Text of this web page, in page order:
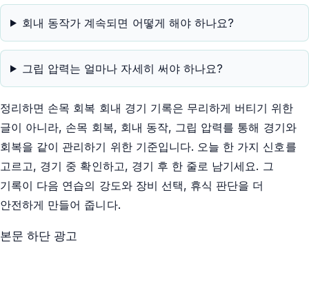
회내 동작가 계속되면 어떻게 해야 하나요?
그립 압력는 얼마나 자세히 써야 하나요?
정리하면 손목 회복 회내 경기 기록은 무리하게 버티기 위한
글이 아니라, 손목 회복, 회내 동작, 그립 압력를 통해 경기와
회복을 같이 관리하기 위한 기준입니다. 오늘 한 가지 신호를
고르고, 경기 중 확인하고, 경기 후 한 줄로 남기세요. 그
기록이 다음 연습의 강도와 장비 선택, 휴식 판단을 더
안전하게 만들어 줍니다.
본문 하단 광고